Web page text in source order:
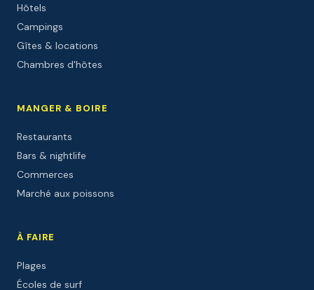
Hôtels
Campings
Gîtes & locations
Chambres d'hôtes
MANGER & BOIRE
Restaurants
Bars & nightlife
Commerces
Marché aux poissons
À FAIRE
Plages
Écoles de surf